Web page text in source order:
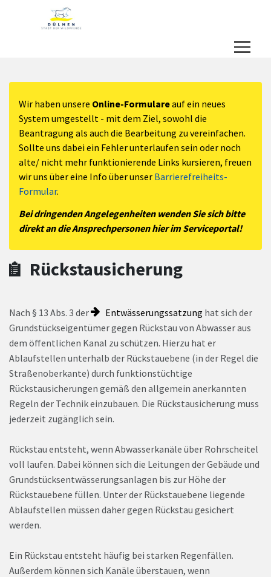
Zum Header
Zum Hauptinhalt
Zum Footer
Zum Hauptinhalt springen
Wir haben unsere Online-Formulareauf ein neues
System umgestellt - mit dem Ziel, sowohl die
Beantragung als auch die Bearbeitung zu vereinfachen.
Sollte uns dabei ein Fehler unterlaufen sein oder noch
alte/ nicht mehr funktionierende Links kursieren, freuen
wir uns über eine Info über unser Barrierefreiheits-
Formular.
Bei dringenden Angelegenheiten wenden Sie sich bitte
direkt an die Ansprechpersonen hier im Serviceportal!
Rückstausicherung
Nach § 13 Abs. 3 der Entwässerungssatzung hat sich der
Grundstückseigentümer gegen Rückstau von Abwasser aus
dem öffentlichen Kanal zu schützen. Hierzu hat er
Ablaufstellen unterhalb der Rückstauebene (in der Regel die
Straßenoberkante) durch funktionstüchtige
Rückstausicherungen gemäß den allgemein anerkannten
Regeln der Technik einzubauen. Die Rückstausicherung muss
jederzeit zugänglich sein.
Rückstau entsteht, wenn Abwasserkanäle über Rohrscheitel
voll laufen. Dabei können sich die Leitungen der Gebäude und
Grundstücksentwässerungsanlagen bis zur Höhe der
Rückstauebene füllen. Unter der Rückstauebene liegende
Ablaufstellen müssen daher gegen Rückstau gesichert
werden.
Ein Rückstau entsteht häufig bei starken Regenfällen.
Außerdem können sich Kanäle überstauen, wenn